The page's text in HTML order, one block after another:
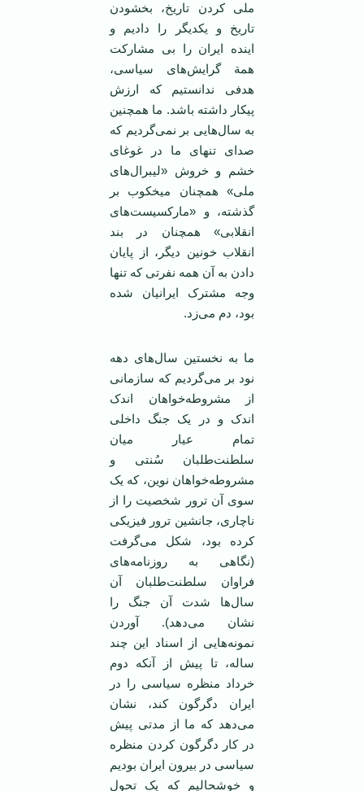
ملی کردن تاریخ، بخشودن
تاریخ و یکدیگر را دادیم و
‌اینده ‌ایران را بی مشارکت
همة گرایش‌های سیاسی،
هدفی ندانستیم که ارزش
پیکار داشته باشد. ما همچنین
به سال‌هایی بر نمی‌گردیم که
صدای تنهای ما در غوغای
خشم و خروش «لیبرال‌های
ملی» همچنان میخکوب بر
گذشته، و «مارکسیست‌های
انقلابی» همچنان در بند
انقلاب خونین دیگر، از پایان
دادن به آن همه نفرتی که تنها
وجه مشترک‌ ایرانیان شده
بود، دم می‌زد.
ما به نخستین سال‌های دهه
نود بر می‌گردیم که سازمانی
از مشروطه‌خواهان اندک
اندک و در یک جنگ داخلی
تمام عیار میان
سلطنت‌طلبان سُنتی و
مشروطه‌خواهان نوین، که یک
سوی آن ترور شخصیت را از
ناچاری، جانشین ترور فیزیکی
کرده بود، شکل می‌گرفت
(نگاهی به روزنامه‌های
فراوان سلطنت‌طلبان آن
سال‌ها شدت آن جنگ را
نشان می‌دهد). آوردن
نمونه‌هایی از اسناد ‌این چند
ساله، تا پیش از آنکه دوم
خرداد منظره سیاسی را در
‌ایران دگرگون کند، نشان
می‌دهد که ما از مدتی پیش
در کار دگرگون کردن منظره
سیاسی در بیرون ‌ایران بودیم
و خوشحالیم که یک تحول